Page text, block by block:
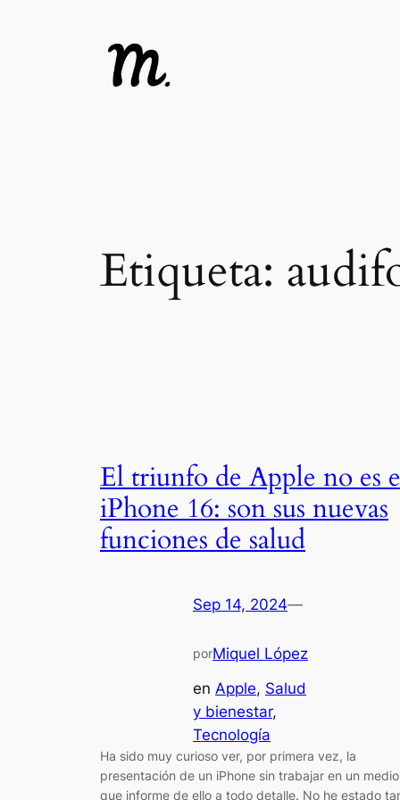
Etiqueta:
El triunfo de Apple no es
iPhone 16: son sus nuevas
funciones de salud
Sep 14, 2024—
porMiquel López
en Apple, Salud
y bienestar
Tecnología
Ha sido muy curioso ver, por primera vez, la
presentación de un iPhone sin trabajar en un medio
que informe de ello a todo detalle. No he estado